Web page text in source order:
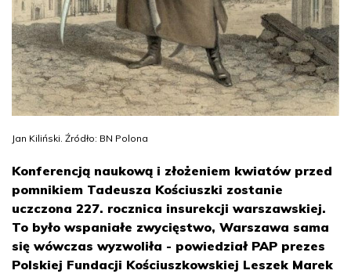
Jan Kiliński. Źródło: BN Polona
Konferencją naukową i złożeniem kwiatów przed
pomnikiem Tadeusza Kościuszki zostanie
uczczona 227. rocznica insurekcji warszawskiej.
To było wspaniałe zwycięstwo, Warszawa sama
się wówczas wyzwoliła - powiedział PAP prezes
Polskiej Fundacji Kościuszkowskiej Leszek Marek